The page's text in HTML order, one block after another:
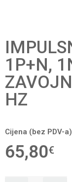
1P+N,
HZ
Cijena (bez PDV-a)
65,80€